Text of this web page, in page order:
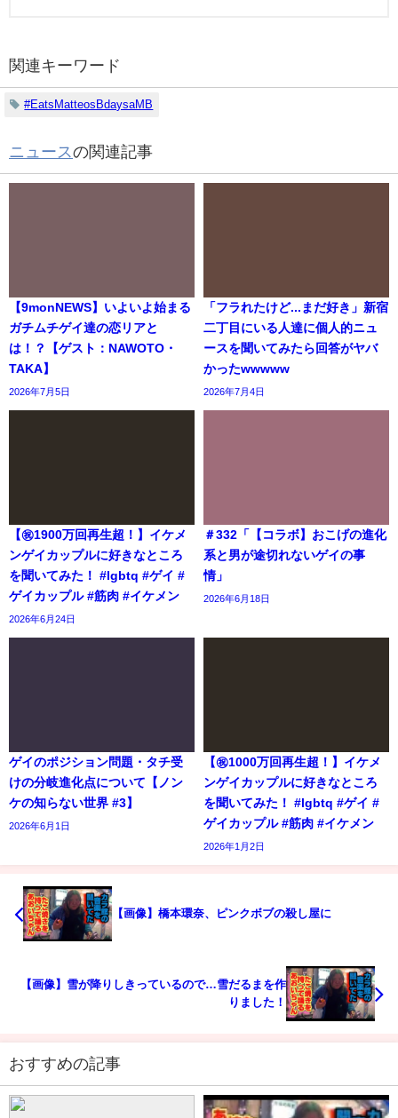
関連キーワード
#EatsMatteosBdaysaMB
ニュースの関連記事
【9monNEWS】いよいよ始まる
ガチムチゲイ達の恋リアと
は！？【ゲスト：NAWOTO・
TAKA】
2026年7月5日
「フラれたけど...まだ好き」新宿
二丁目にいる人達に個人的ニュ
ースを聞いてみたら回答がヤバ
かったwwwww
2026年7月4日
【㊗️1900万回再生超！】イケメ
ンゲイカップルに好きなところ
を聞いてみた！ #lgbtq #ゲイ #
ゲイカップル #筋肉 #イケメン
2026年6月24日
＃332「【コラボ】おこげの進化
系と男が途切れないゲイの事
情」
2026年6月18日
ゲイのポジション問題・タチ受
けの分岐進化点について【ノン
ケの知らない世界 #3】
2026年6月1日
【㊗️1000万回再生超！】イケメ
ンゲイカップルに好きなところ
を聞いてみた！ #lgbtq #ゲイ #
ゲイカップル #筋肉 #イケメン
2026年1月2日
【画像】橋本環奈、ピンクボブの殺し屋に
【画像】雪が降りしきっているので…雪だるまを作
りました！
おすすめの記事